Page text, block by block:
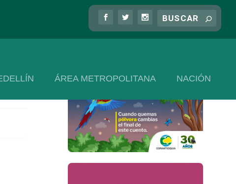
ÁREA METROPOLITANA NACIÓN